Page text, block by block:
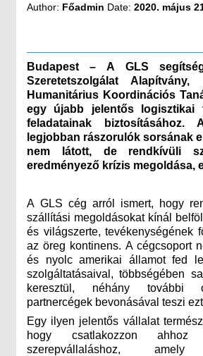
Author: Főadmin Date: 2020. május
Budapest – A GLS
Szeretetszolgálat
Humanitárius Koordinációs
egy újabb jelentős logisztikai
feladatainak
legjobban rászorulók sorsának
nem látott, de rendkívüli
eredményező krízis megoldása,
A GLS cég arról ismert, hogy
szállítási megoldásokat kínál
és világszerte, tevékenységének
az öreg kontinens. A cégcsoport
és nyolc amerikai államot fed
szolgáltatásaival, többségében
keresztül, néhány további
partnercégek bevonásával teszi
Egy ilyen jelentős vállalat
hogy csatlakozzon ahhoz
szerepvállaláshoz,